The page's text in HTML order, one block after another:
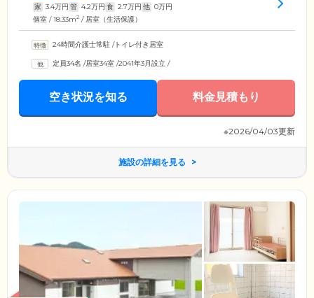
家 3.4万円 管 4.2万円 食 2.7万円 他 0万円
個室 / 18.33m2 / 居室（生活保護）
24時間介護士常駐 /トイレ付き居室
定員34名 /居室34室 /2041年3月設立 /
空き状況を知る 料金見積もり
※2026/04/03更新
施設の詳細を見る